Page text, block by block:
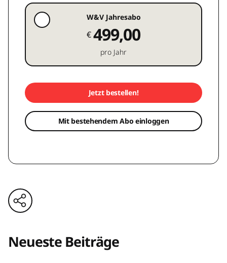
W&V Jahresabo
€499,00
pro Jahr
Jetzt bestellen!
Mit bestehendem Abo einloggen
Neueste Beiträge